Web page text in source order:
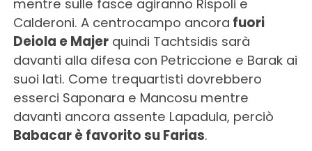
mentre sulle fasce agiranno Rispoli e
Calderoni. A centrocampo ancora fuori
Deiola e Majerquindi Tachtsidis sarà
davanti alla difesa con Petriccione e Barak ai
suoi lati. Come trequartisti dovrebbero
esserci Saponara e Mancosu mentre
davanti ancora assente Lapadula, perciò
Babacar è favorito su Farias.